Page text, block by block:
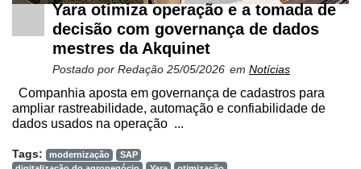
Yara otimiza operação e a tomada de
decisão com governança de dados
mestres da Akquinet
Postado por Redação 25/05/2026 em Notícias
Companhia aposta em governança de cadastros para
ampliar rastreabilidade, automação e confiabilidade de
dados usados na operação ...
Tags: modernização
SAP